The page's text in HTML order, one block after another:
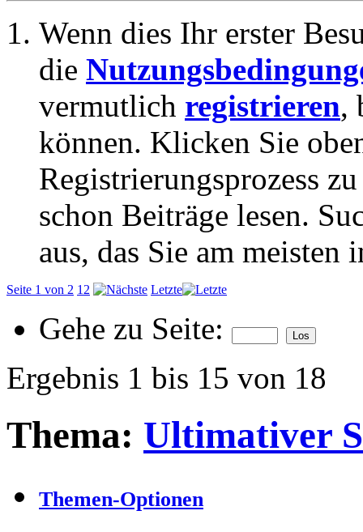
Wenn dies Ihr erster
die
vermutlich registrieren,
können. Klicken Sie
Registrierungsprozess
schon Beiträge lesen.
aus, das Sie am meisten
Seite 1 von 2 1 2 Letzte
Gehe zu Seite:
Ergebnis 1 bis 15 von 18
Thema: Ultimativer
Themen-Optionen